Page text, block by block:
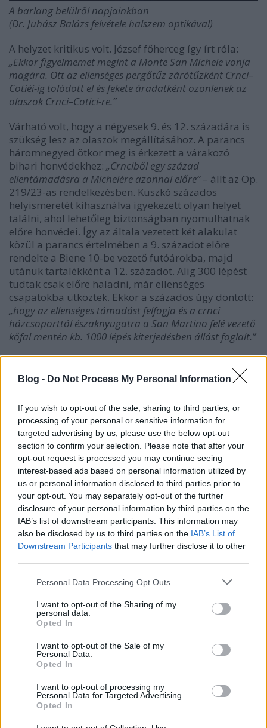
Blog - Do Not Process My Personal Information
If you wish to opt-out of the sale, sharing to third parties, or
processing of your personal or sensitive information for
targeted advertising by us, please use the below opt-out
section to confirm your selection. Please note that after your
opt-out request is processed you may continue seeing
interest-based ads based on personal information utilized by
us or personal information disclosed to third parties prior to
your opt-out. You may separately opt-out of the further
disclosure of your personal information by third parties on the
IAB’s list of downstream participants. This information may
also be disclosed by us to third parties on the IAB’s List of
Downstream Participants that may further disclose it to other
Please note that this website/app uses one or more Google
not limited to your visit or usage behaviour. You may click to
grant or deny consent to Google and its third-party tags to
use your data for below specified purposes in below Google
consent section.
Personal Data Processing Opt Outs
I want to opt-out of the Sharing of my
personal data.
Opted In
I want to opt-out of the Sale of my
Personal Data.
Opted In
I want to opt-out of processing my
Personal Data for Targeted Advertising.
Opted In
A barlang belülről napjainkban
(Dr. Juhász Balázs felvétele halszem optikával)
A helyzet kritikus volt. József főherceg így írt róla:
„Ekkor figyelmemet megint a Monte San Michele vonja
magára. Ott az ellenséges pergőtűz zárótűzként Crnci–
Cotiéi-ig tolódott el és fekete áradatként özönlenek az
olaszok Crnci–Cotici-re.”
Várható volt, hogy a négyesek 9. és 12. századára is
szükség lesz az olaszok megállításához. A parancs
háromnegyed ötkor meg is érkezett a várakozó
bihari honvédekhez: „Crnciből egy század
ellentámadásra a Michelére azonnal előre”– állt az Op.
219/23-as rendelkezésben. Kuszkó százados
helyismeretét kihasználva igyekezett olyan helyet
találni, ahol lehetőleg biztonságban nyomulhatnak
előre honvédei. Így az általa vezetett két alakulat
közül a parancs értelmében a 9. századot előre
rendelte a Biene 10-be vezető futóárokba, majd
utánuk tartalékként a 12. századot. Alig 300 lépést
tudtak csak előre haladni, már ellenséges
csapatokba ütköztek. Ekkor a százados úgy döntött:
„hogy az ellenséges támadást felfogja és a crnci
házcsoporttól északnyugatra a San Martino felé vezető
kőfal mentén kb. 1000 lépés kiterjedésben állást foglalt.”
A crňci barlang környékén található házcsoportról
(Cernci felirattal) 1916 augusztusában a 6. isonzói
vonalak mögött található
Hadtörténelmi Levéltár. II. 166. 66. doboz)
heves gyalogsági tűzzel sikerült megállítani, csak
néhányuk jutott el a kőfalig, akik közül hármat
során kiderült, hogy mintegy 4 zászlóalj intézte a
támadást a terület ellen, és a fő cél a barlang és
környékének megszállása volt. A bátor négyes